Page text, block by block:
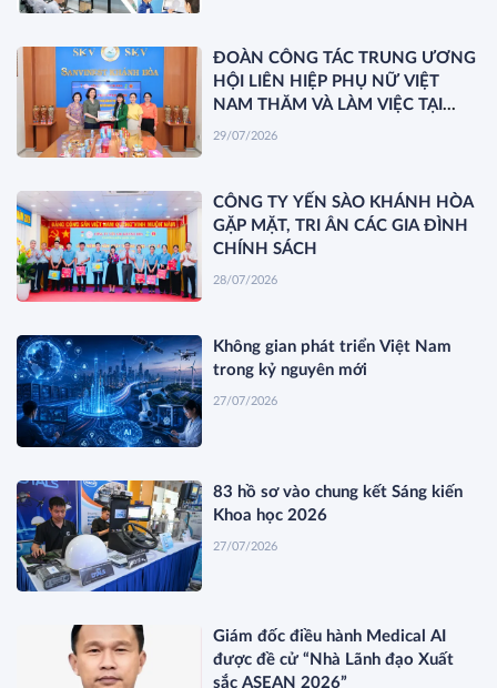
ĐOÀN CÔNG TÁC TRUNG ƯƠNG
HỘI LIÊN HIỆP PHỤ NỮ VIỆT
NAM THĂM VÀ LÀM VIỆC TẠI
YẾN SÀO KHÁNH HÒA
29/07/2026
CÔNG TY YẾN SÀO KHÁNH HÒA
GẶP MẶT, TRI ÂN CÁC GIA ĐÌNH
CHÍNH SÁCH
28/07/2026
Không gian phát triển Việt Nam
trong kỷ nguyên mới
27/07/2026
83 hồ sơ vào chung kết Sáng kiến
Khoa học 2026
27/07/2026
Giám đốc điều hành Medical AI
được đề cử “Nhà Lãnh đạo Xuất
sắc ASEAN 2026”